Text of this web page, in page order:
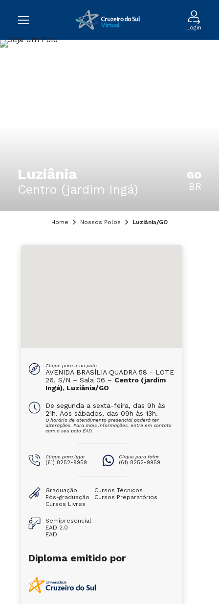
Login
Luziânia
Centro (jardim Ingá)
GO
BR
Home Nossos Polos Luziânia/GO
Clique para ir ao polo
AVENIDA BRASÍLIA QUADRA 58 - LOTE
26, S/N – Sala 06 – Centro (jardim
Ingá), Luziânia/GO
De segunda a sexta-feira, das 9h às
21h. Aos sábados, das 09h às 13h.
O horário de atendimento presencial poderá ter
alterações. Para mais informações, entre em contato
com o seu polo EAD.
Clique para ligar
(61) 8252-9959
Clique para falar
(61) 8252-9959
Graduação
Pós-graduação
Cursos Livres
Cursos Técnicos
Cursos Preparatórios
Semipresencial
EAD 2.0
EAD
Diploma emitido por